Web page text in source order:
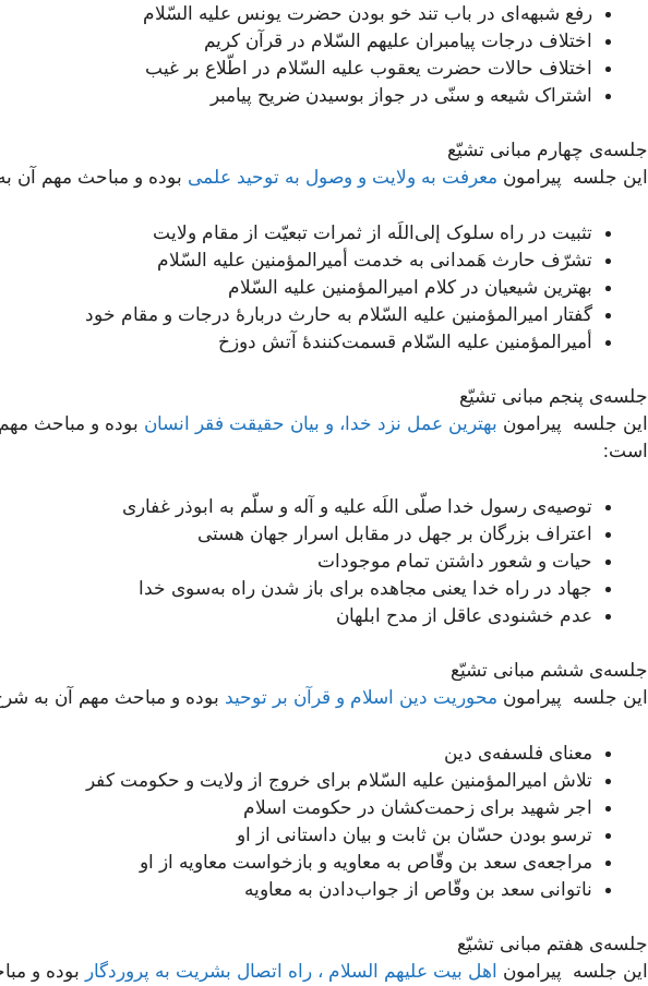
رفع شبهه‌ای در باب تند خو بودن حضرت یونس علیه السّلام
اختلاف درجات پیامبران علیهم السّلام در قرآن کریم
اختلاف حالات حضرت یعقوب علیه السّلام در اطّلاع بر غیب
اشتراک شیعه و سنّی در جواز بوسیدن ضریح پیامبر
جلسه‌ی چهارم مبانی تشیّع
این جلسه پیرامون معرفت به ولایت و وصول به توحید علمی بوده و مباحث مهم آن
تثبیت در راه سلوک إلی‌اللَه از ثمرات تبعیّت از مقام ولایت
تشرّف حارث هَمدانی به خدمت أمیرالمؤمنین علیه السّلام‌
بهترین شیعیان در کلام امیرالمؤمنین علیه السّلام
گفتار امیرالمؤمنین علیه السّلام به حارث دربارۀ درجات و مقام خود
أمیرالمؤمنین علیه السّلام قسمت‌کنندۀ آتش دوزخ‌
جلسه‌ی پنجم مبانی تشیّع
این جلسه پیرامون بهترین عمل نزد خدا، و بیان حقیقت فقر انسان بوده و مباحث
است:
توصیه‌ی رسول خدا صلّی اللَه علیه و آله و سلّم به ابوذر غفاری
اعتراف بزرگان بر جهل در مقابل اسرار جهان هستی
حیات و شعور داشتن تمام موجودات
جهاد در راه خدا یعنی مجاهده برای باز شدن راه به‌سوی خدا
عدم خشنودی عاقل از مدح ابلهان
جلسه‌ی ششم مبانی تشیّع
این جلسه پیرامون محوریت دین اسلام و قرآن بر توحید بوده و مباحث مهم آن به
معنای فلسفه‌ی دین
تلاش امیرالمؤمنین علیه السّلام برای خروج از ولایت و حکومت کفر
اجر شهید برای زحمت‌کشان در حکومت اسلام
ترسو بودن حسّان بن ثابت و بیان داستانی از او
مراجعه‌ی سعد بن وقّاص به معاویه و بازخواست معاویه از او
ناتوانی سعد بن وقّاص از جواب‌دادن به معاویه
جلسه‌ی هفتم مبانی تشیّع
این جلسه پیرامون اهل بیت علیهم السلام ، راه اتصال بشریت به پروردگار بوده و